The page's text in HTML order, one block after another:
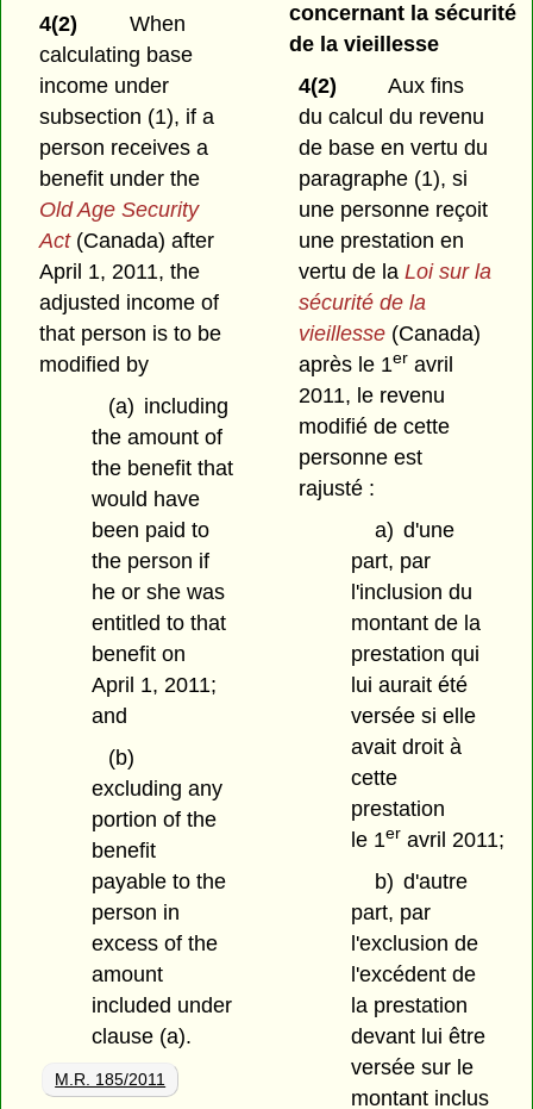
4(2)
When
calculating base
income under
subsection (1), if a
person receives a
benefit under the
Old Age Security
Act(Canada) after
April 1, 2011, the
adjusted income of
that person is to be
modified by
(a) including
the amount of
the benefit that
would have
been paid to
the person if
he or she was
entitled to that
benefit on
April 1, 2011;
and
(b)
excluding any
portion of the
benefit
payable to the
person in
excess of the
amount
included under
clause (a).
M.R. 185/2011
concernant la sécurité
de la vieillesse
4(2)
Aux fins
du calcul du revenu
de base en vertu du
paragraphe (1), si
une personne reçoit
une prestation en
vertu de laLoi sur la
sécurité de la
vieillesse (Canada)
après le 1er avril
2011, le revenu
modifié de cette
personne est
rajusté :
a) d'une
part, par
l'inclusion du
montant de la
prestation qui
lui aurait été
versée si elle
avait droit à
cette
prestation
le 1er avril 2011;
b) d'autre
part, par
l'exclusion de
l'excédent de
la prestation
devant lui être
versée sur le
montant inclus